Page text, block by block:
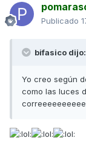
Publicado
bifasico dijo:
Yo creo según
como las luces